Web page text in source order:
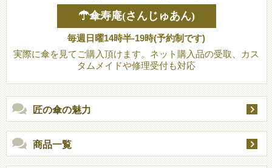
☂傘寿庵(さんじゅあん)
毎週日曜14時半-19時(予約制です)
実際に傘を見てご購入頂けます。ネット購入品の受取、カス
タムメイドや修理受付も対応
匠の傘の魅力
商品一覧